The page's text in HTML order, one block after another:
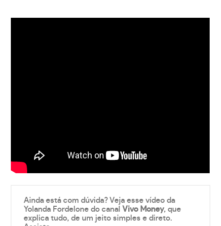
Ainda está com dúvida? Veja esse vídeo da
Yolanda Fordelone do canalVivo Money, que
explica tudo, de um jeito simples e direto.